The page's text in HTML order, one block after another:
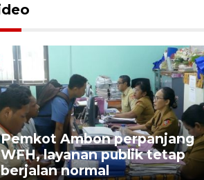
Pemkot Ambon perpanjang
WFH, layanan publik tetap
berjalan normal